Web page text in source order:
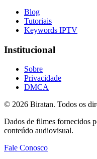
Blog
Tutoriais
Keywords IPTV
Institucional
Sobre
Privacidade
DMCA
© 2026 Biratan. Todos os
Dados de filmes fornecidos
conteúdo audiovisual.
Fale Conosco